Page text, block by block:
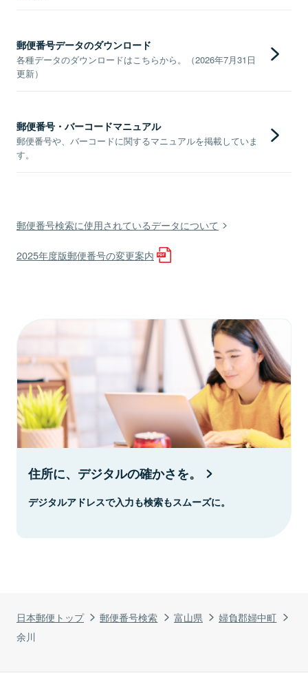
日本郵便トップ 郵便番号検索 富山県
婦負郡婦中町
余川
郵便番号データのダウンロード
各種データのダウンロードはこちらから。（2026年7月31日
更新）
郵便番号・バーコードマニュアル
郵便番号や、バーコードに関するマニュアルを掲載していま
す。
郵便番号検索に使用されているデータについて
2025年度版郵便番号の変更案内
住所に、デジタルの確かさを。
デジタルアドレスで入力も検索もスムーズに。